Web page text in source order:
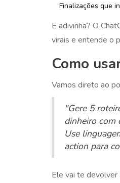
Finalizações que
E adivinha? O
virais e entende o
Como
Vamos direto ao
"Gere 5
dinheiro com
Use
action para
Ele vai te devolver